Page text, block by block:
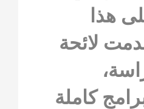
هذا
لائحة
كاملة